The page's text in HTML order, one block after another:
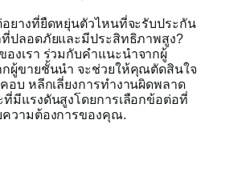
อยางที่ยืดหยุ่นตัวไหนที่จะรับประกัน
ที่ปลอดภัยและมีประสิทธิภาพสูง?
งเรา ร่วมกับคำแนะนำจากผู้
กผู้ขายชั้นนำ จะช่วยให้คุณตัดสินใจ
อบ หลีกเลี่ยงการทำงานผิดพลาด
ที่มีแรงดันสูงโดยการเลือกข้อต่อที่
ความต้องการของคุณ.